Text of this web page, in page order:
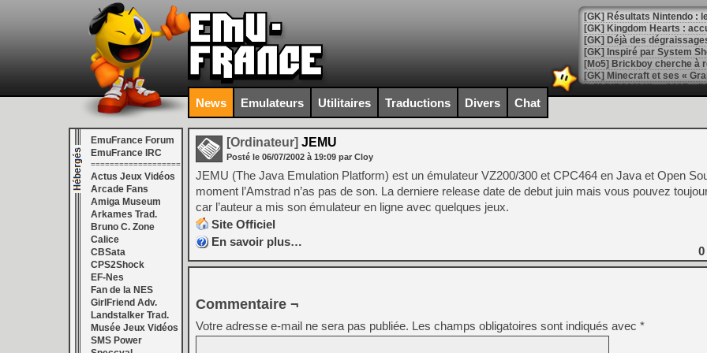
[GK] Résultats Nintendo :
[GK] Déjà des
[Mo5] Brickboy cherche à
[GK] Minecraft et ses «
[GK] Beast of
[GK] Ubisoft : fin de partie
[GK] Mémoire cash -
[GK] Dan Houser (GTA)
[GK] Comment EA Sports
[GK] Crimson Moon : un
[GK] Isle of Reveries : le
[GK] Moonlighter 2 : The
[GK] Capcom relance
[Mo5] Deux inédits du
[GK] Le beat'em up The
[GK] Endless Legend 2 :
[LS] [PS5] Le WebKit
News Emulateurs Utilitaires Traductions Divers Chat
EmuFrance Forum
EmuFrance IRC
===================
Actus Jeux Vidéos
Arcade Fans
Amiga Museum
Arkames Trad.
Bruno C. Zone
Calice
CBSata
CPS2Shock
EF-Nes
Fan de la NES
GirlFriend Adv.
Landstalker Trad.
Musée Jeux Vidéos
SMS Power
[Ordinateur] JEMU
Posté le 06/07/2002 à 19:09 par Cloy
JEMU (The Java Emulation Platform) est un émulateur VZ200/300 et CPC464 en Java et Open
moment l’Amstrad n’as pas de son. La derniere release date de debut juin mais vous pouvez
car l’auteur a mis son émulateur en ligne avec quelques jeux.
Site Officiel
En savoir plus…
0
Commentaire ¬
Votre adresse e-mail ne sera pas publiée. Les champs obligatoires sont indiqués avec *